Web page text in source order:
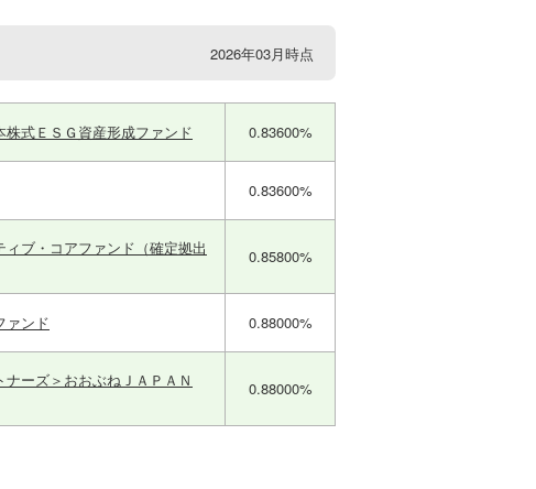
2026年03月時点
株式ＥＳＧ資産形成ファンド 0.83600%
0.83600%
ィブ・コアファンド（確定拠出
0.85800%
ァンド 0.88000%
ナーズ＞おおぶねＪＡＰＡＮ
0.88000%